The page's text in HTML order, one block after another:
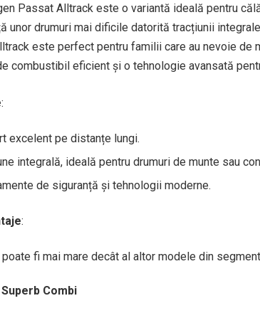
Passat Alltrack este o variantă ideală pentru
unor drumuri mai dificile datorită tracțiunii
este perfect pentru familii care au nevoie de
combustibil eficient și o tehnologie avansată
:
excelent pe distanțe lungi.
integrală, ideală pentru drumuri de munte sau
de siguranță și tehnologii moderne.
:
fi mai mare decât al altor modele din
Combi